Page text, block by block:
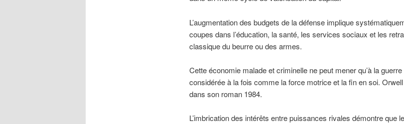
L’augmentation des budgets de la défense implique
coupes dans l’éducation, la santé, les services sociaux et les
classique du beurre ou des armes.
Cette économie malade et criminelle ne peut mener qu’à la
considérée à la fois comme la force motrice et la fin en soi. Orwell
dans son roman 1984.
L’imbrication des intérêts entre puissances rivales démontre que